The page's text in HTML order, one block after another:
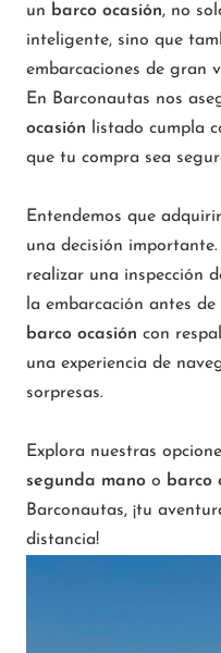
un barco ocasión, no
inteligente, sino que
embarcaciones de gran
En Barconautas nos
ocasión listado cumpla
que tu compra sea
Entendemos que
una decisión
realizar una inspección
la embarcación antes
barco ocasión con
una experiencia de
sorpresas.
Explora nuestras
segunda mano o barco
Barconautas, ¡tu
distancia!